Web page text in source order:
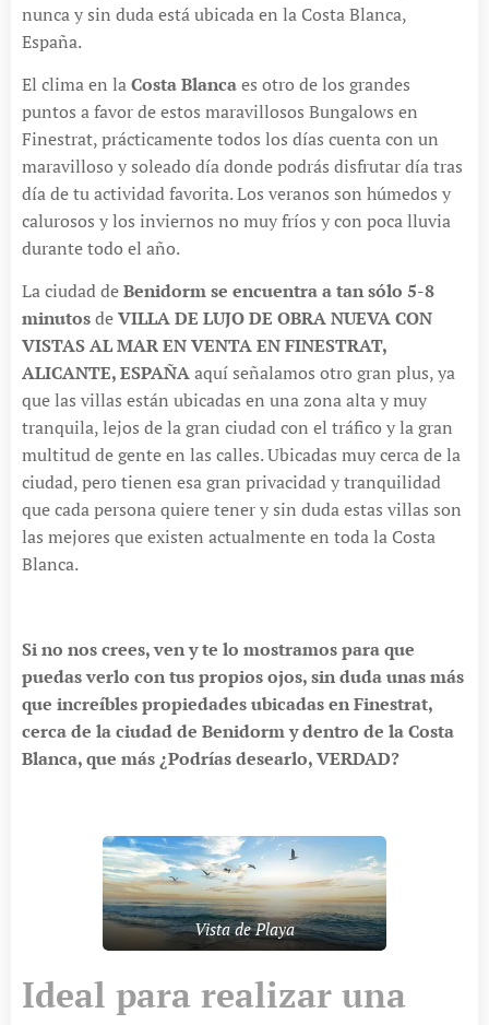
nunca y sin duda está ubicada en la Costa Blanca,
España.
El clima en laCosta Blancaes otro de los grandes
puntos a favor de estos maravillosos Bungalows en
Finestrat, prácticamente todos los días cuenta con un
maravilloso y soleado día donde podrás disfrutar día tras
día de tu actividad favorita. Los veranos son húmedos y
calurosos y los inviernos no muy fríos y con poca lluvia
durante todo el año.
La ciudad deBenidorm se encuentra a tan sólo 5-8
minutosdeVILLA DE LUJO DE OBRA NUEVA CON
VISTAS AL MAR EN VENTA EN FINESTRAT,
ALICANTE, ESPAÑAaquí señalamos otro gran plus, ya
que las villas están ubicadas en una zona alta y muy
tranquila, lejos de la gran ciudad con el tráfico y la gran
multitud de gente en las calles. Ubicadas muy cerca de la
ciudad, pero tienen esa gran privacidad y tranquilidad
que cada persona quiere tener y sin duda estas villas son
las mejores que existen actualmente en toda la Costa
Blanca.
Si no nos crees, ven y te lo mostramos para que
puedas verlo con tus propios ojos, sin duda unas más
que increíbles propiedades ubicadas en Finestrat,
cerca de la ciudad de Benidorm y dentro de la Costa
Blanca, que más ¿Podrías desearlo, VERDAD?
Vista de Playa
Ideal para realizar una